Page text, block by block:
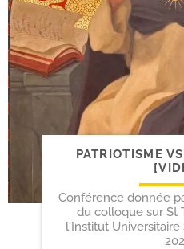
PATRIOTISME
Conférence donnée
du colloque sur St
l'Institut Universitaire